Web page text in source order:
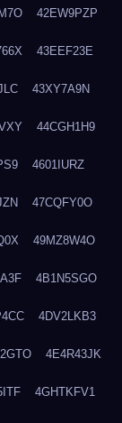
42EW9PZP
43EEF23E
43XY7A9N
44CGH1H9
4601IURZ
47CQFY0O
49MZ8W4O
4B1N5SGO
4DV2LKB3
4E4R43JK
4GHTKFV1